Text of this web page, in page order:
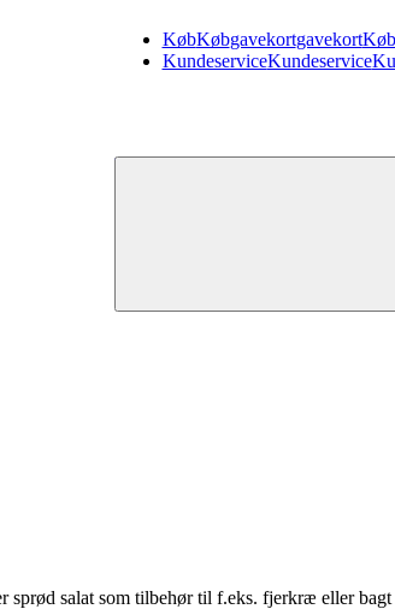
KøbKøbgavekortgavekort
KundeserviceKundeservice
sprød salat som tilbehør til f.eks. fjerkræ eller